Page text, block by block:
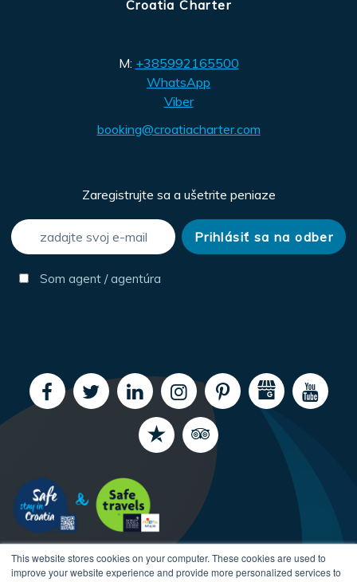
This website stores cookies on your computer. These cookies are used to
improve your website experience and provide more personalized services to
Croatia Charter
M: +385992165500
WhatsApp
Viber
booking@croatiacharter.com
Zaregistrujte sa a ušetrite peniaze
Som agent / agentúra